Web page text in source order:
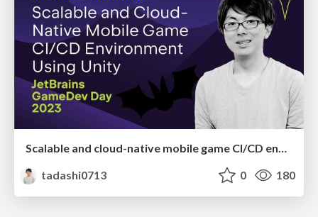
Scalable and cloud-native mobile game CI/CD environment using Unity
tadashi0713
0 180